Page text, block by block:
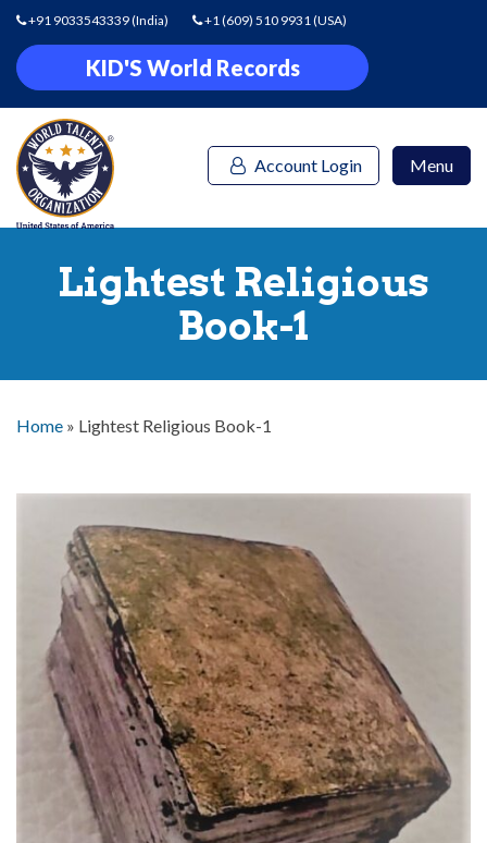
+91 9033543339(India) +1 (609) 510 9931(USA)
KID'S World Records
Account Login Menu
Lightest Religious
Book-1
Home » Lightest Religious Book-1